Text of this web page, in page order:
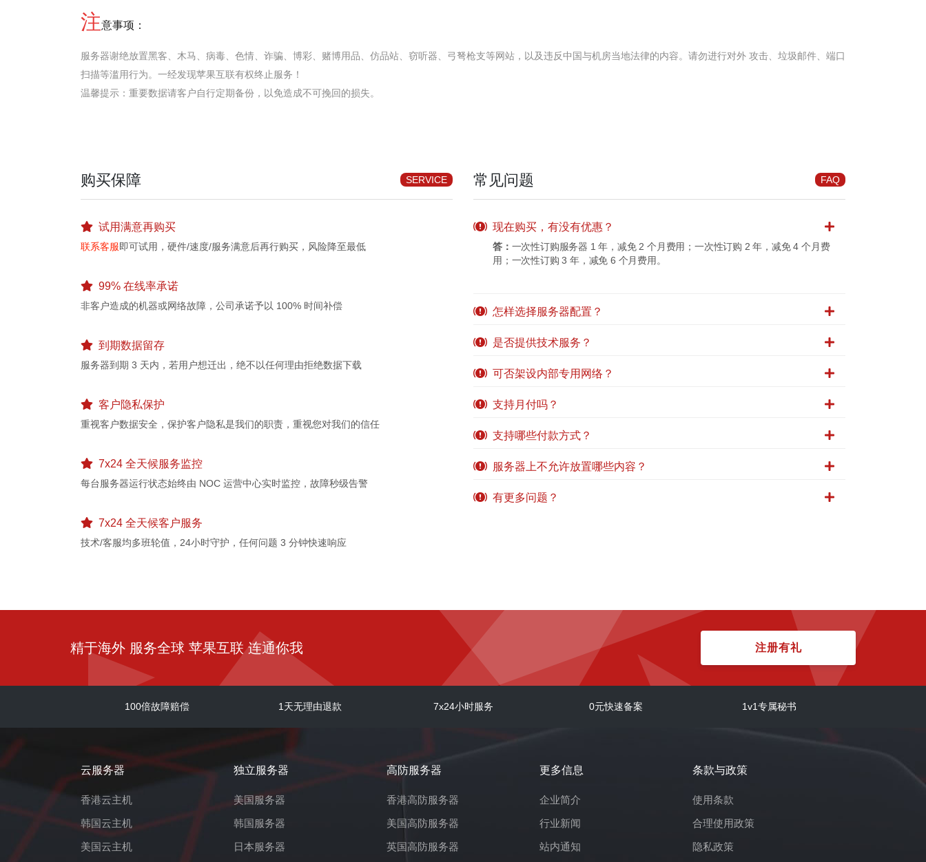
注意事项：
服务器谢绝放置黑客、木马、病毒、色情、诈骗、博彩、赌博用品、仿品站、窃听器、弓弩枪支等网站，以及违反中国与机房当地法律的内容。请勿进行对外 攻击、垃圾邮件、端口
扫描等滥用行为。一经发现苹果互联有权终止服务！
温馨提示：重要数据请客户自行定期备份，以免造成不可挽回的损失。
购买保障 SERVICE
试用满意再购买
联系客服即可试用，硬件/速度/服务满意后再行购买，风险降至最低
99% 在线率承诺
非客户造成的机器或网络故障，公司承诺予以 100% 时间补偿
到期数据留存
服务器到期 3 天内，若用户想迁出，绝不以任何理由拒绝数据下载
客户隐私保护
重视客户数据安全，保护客户隐私是我们的职责，重视您对我们的信任
7x24 全天候服务监控
每台服务器运行状态始终由 NOC 运营中心实时监控，故障秒级告警
7x24 全天候客户服务
技术/客服均多班轮值，24小时守护，任何问题 3 分钟快速响应
常见问题 FAQ
现在购买，有没有优惠？
答： 一次性订购服务器 1 年，减免 2 个月费用；一次性订购 2 年，减免 4 个月费
用；一次性订购 3 年，减免 6 个月费用。
怎样选择服务器配置？
是否提供技术服务？
可否架设内部专用网络？
支持月付吗？
支持哪些付款方式？
服务器上不允许放置哪些内容？
有更多问题？
精于海外 服务全球 苹果互联 连通你我 注册有礼
100倍故障赔偿 1天无理由退款 7x24小时服务 0元快速备案 1v1专属秘书
云服务器
香港云主机
韩国云主机
美国云主机
独立服务器
美国服务器
韩国服务器
日本服务器
高防服务器
香港高防服务器
美国高防服务器
英国高防服务器
更多信息
企业简介
行业新闻
站内通知
条款与政策
使用条款
合理使用政策
隐私政策